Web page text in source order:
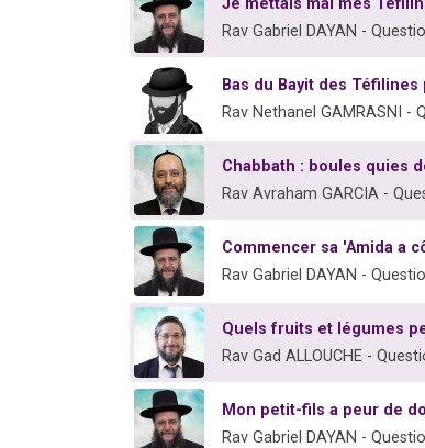
Rav Gabriel DAYAN -
Bas du Bayit des
Rav Nethanel GAMRASNI -
Chabbath : boules quies
Rav Avraham GARCIA -
Commencer sa 'Amida a
Rav Gabriel DAYAN -
Quels fruits et légumes
Rav Gad ALLOUCHE -
Mon petit-fils a peur de
Rav Gabriel DAYAN -